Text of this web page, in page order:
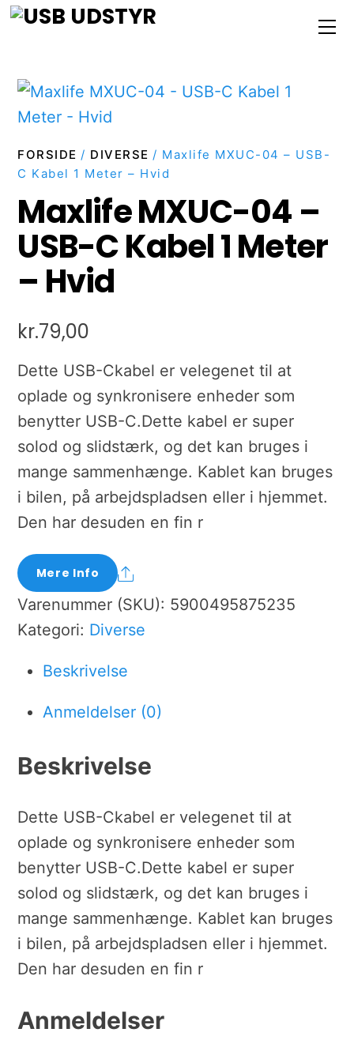
Skip
FORSIDE / DIVERSE / Maxlife MXUC-04 – USB-
C Kabel 1 Meter – Hvid
Maxlife MXUC-04 –
USB-C Kabel 1 Meter
– Hvid
kr.79,00
Dette USB-Ckabel er velegenet til at
oplade og synkronisere enheder som
benytter USB-C.Dette kabel er super
solod og slidstærk, og det kan bruges i
mange sammenhænge. Kablet kan bruges
i bilen, på arbejdspladsen eller i hjemmet.
Den har desuden en fin r
Mere Info
Share
Varenummer (SKU): 5900495875235
Kategori: Diverse
Beskrivelse
Anmeldelser (0)
Beskrivelse
Dette USB-Ckabel er velegenet til at
oplade og synkronisere enheder som
benytter USB-C.Dette kabel er super
solod og slidstærk, og det kan bruges i
mange sammenhænge. Kablet kan bruges
i bilen, på arbejdspladsen eller i hjemmet.
Den har desuden en fin r
Anmeldelser